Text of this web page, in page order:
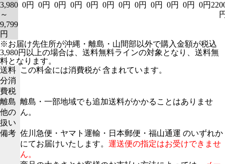
3,980
～
9,799
円
0円 0円 0円 0円 0円 0円 0円 0円 0円 0円 0円 0円
※お届け先住所が沖縄・離島・山間部以外で購入金額が税込
3,980円以上の場合は、送料無料ラインの対象となり、送料無
料となります。
送料
分消
費税
この料金には消費税が 含まれています。
離島
他の
扱い
離島・一部地域でも追加送料がかかることはありませ
ん。
備考 佐川急便・ヤマト運輸・日本郵便・福山通運 のいずれか
にてお届けいたします。 運送便の指定はお受けできませ
ん。